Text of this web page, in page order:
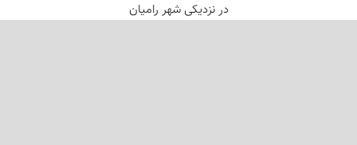
در نزدیكی شهر رامیان